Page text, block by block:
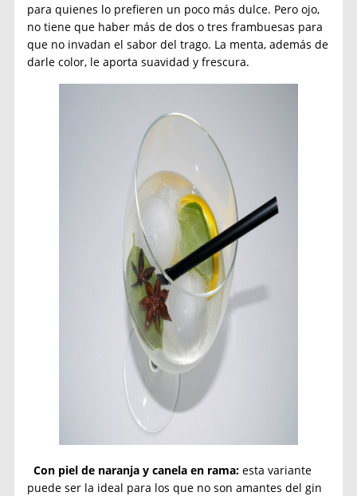
para quienes lo prefieren un poco más dulce. Pero ojo,
no tiene que haber más de dos o tres frambuesas para
que no invadan el sabor del trago. La menta, además de
darle color, le aporta suavidad y frescura.
Con piel de naranja y canela en rama: esta variante
puede ser la ideal para los que no son amantes del gin